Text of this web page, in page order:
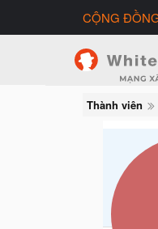
CỘNG
Thành viên